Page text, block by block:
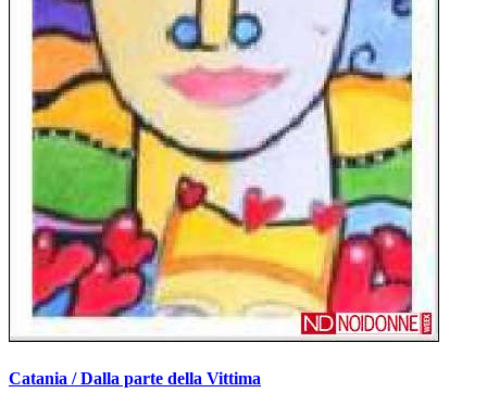
Catania / Dalla parte della Vittima